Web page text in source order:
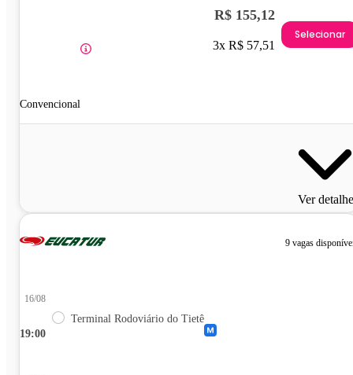
Convencional
R$ 155,12
3x R$ 57,51
Selecionar
Ver
9 vagas
19:00
16/08
Terminal Rodoviário do Tietê